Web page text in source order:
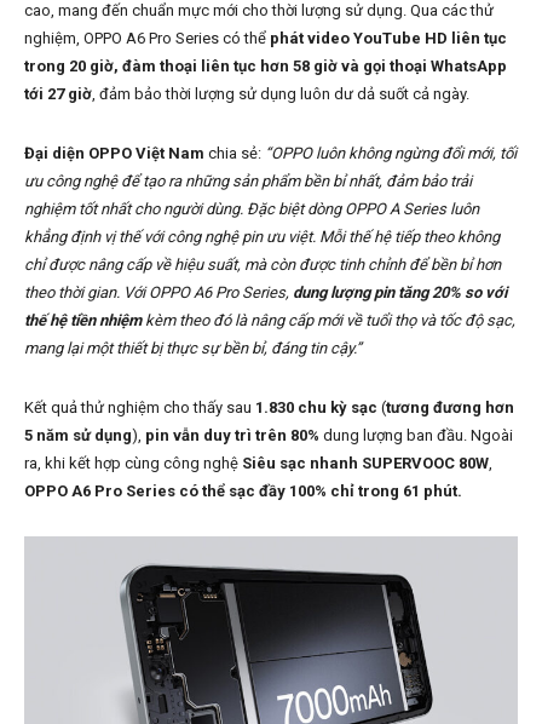
cao, mang đến chuẩn mực mới cho thời lượng sử dụng. Qua các thử
nghiệm, OPPO A6 Pro Series có thể phát video YouTube HD liên tục
trong 20 giờ, đàm thoại liên tục hơn 58 giờ và gọi thoại WhatsApp
tới 27 giờ, đảm bảo thời lượng sử dụng luôn dư dả suốt cả ngày.
Đại diện OPPO Việt Nam chia sẻ: “OPPO luôn không ngừng đổi mới, tối
ưu công nghệ để tạo ra những sản phẩm bền bỉ nhất, đảm bảo trải
nghiệm tốt nhất cho người dùng. Đặc biệt dòng OPPO A Series luôn
khẳng định vị thế với công nghệ pin ưu việt. Mỗi thế hệ tiếp theo không
chỉ được nâng cấp về hiệu suất, mà còn được tinh chỉnh để bền bỉ hơn
theo thời gian. Với OPPO A6 Pro Series, dung lượng pin tăng 20% so với
thế hệ tiền nhiệmkèm theo đó là nâng cấp mới về tuổi thọ và tốc độ sạc,
mang lại một thiết bị thực sự bền bỉ, đáng tin cậy.”
Kết quả thử nghiệm cho thấy sau 1.830 chu kỳ sạc (tương đương hơn
5 năm sử dụng), pin vẫn duy trì trên 80% dung lượng ban đầu. Ngoài
ra, khi kết hợp cùng công nghệ Siêu sạc nhanh SUPERVOOC 80W,
OPPO A6 Pro Series có thể sạc đầy 100% chỉ trong 61 phút.